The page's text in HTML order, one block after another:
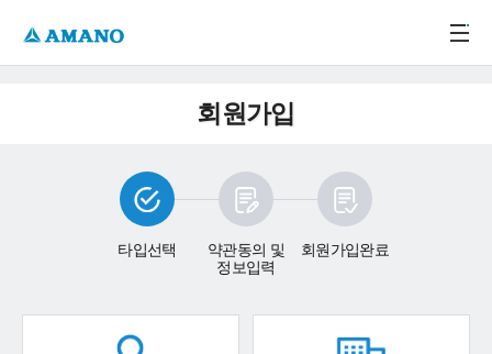
회원가입
타입선택
약관동의 및
정보입력
회원가입완료